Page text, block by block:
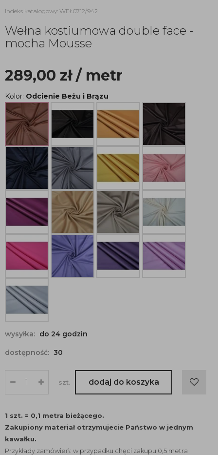
indeks katalogowy: WEŁ0712/942
Wełna kostiumowa double face -
mocha Mousse
289,00 zł/ metr
Kolor: Odcienie Beżu i Brązu
wysyłka: do 24 godzin
dostępność: 30
szt. dodaj do koszyka
1 szt. = 0,1 metra bieżącego.
Zakupiony materiał otrzymujecie Państwo w jednym
kawałku.
Przykłady zamówień: w przypadku chęci zakupu 0,5 metra